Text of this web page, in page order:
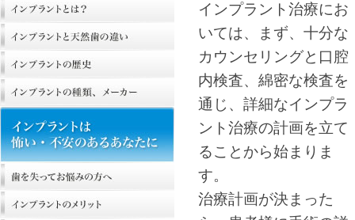
インプラント治療にお
いては、まず、十分な
カウンセリングと口腔
内検査、綿密な検査を
通じ、詳細なインプラ
ント治療の計画を立て
ることから始まりま
す。
治療計画が決まった